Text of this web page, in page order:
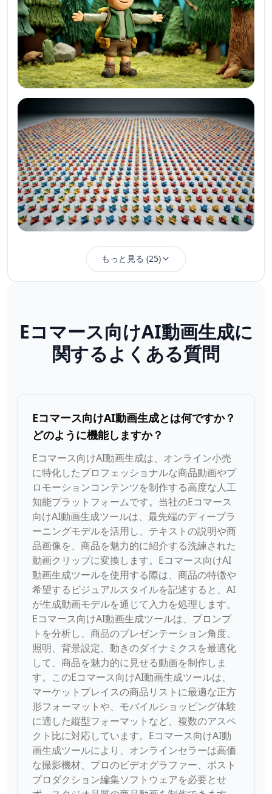
もっと見る (25)
Eコマース向けAI動画生成に
関するよくある質問
Eコマース向けAI動画生成とは何ですか？
どのように機能しますか？
Eコマース向けAI動画生成は、オンライン小売
に特化したプロフェッショナルな商品動画やプ
ロモーションコンテンツを制作する高度な人工
知能プラットフォームです。当社のEコマース
向けAI動画生成ツールは、最先端のディープラ
ーニングモデルを活用し、テキストの説明や商
品画像を、商品を魅力的に紹介する洗練された
動画クリップに変換します。Eコマース向けAI
動画生成ツールを使用する際は、商品の特徴や
希望するビジュアルスタイルを記述すると、AI
が生成動画モデルを通じて入力を処理します。
Eコマース向けAI動画生成ツールは、プロンプ
トを分析し、商品のプレゼンテーション角度、
照明、背景設定、動きのダイナミクスを最適化
して、商品を魅力的に見せる動画を制作しま
す。このEコマース向けAI動画生成ツールは、
マーケットプレイスの商品リストに最適な正方
形フォーマットや、モバイルショッピング体験
に適した縦型フォーマットなど、複数のアスペ
クト比に対応しています。Eコマース向けAI動
画生成ツールにより、オンラインセラーは高価
な撮影機材、プロのビデオグラファー、ポスト
プロダクション編集ソフトウェアを必要とせ